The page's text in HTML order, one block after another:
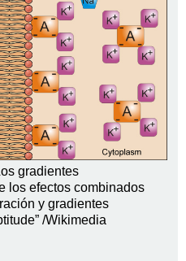
gradientes
los efectos combinados
y gradientes
/Wikimedia